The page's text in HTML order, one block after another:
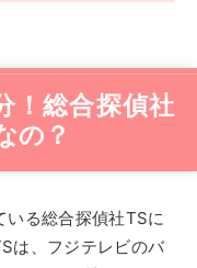
！総合探偵社
の？
いる総合探偵社TSに
は、フジテレビのバ